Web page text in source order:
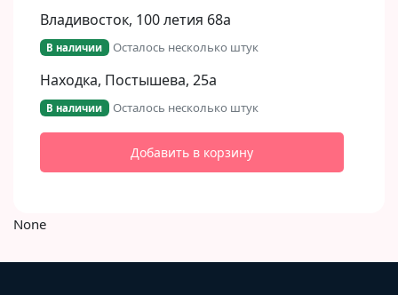
Владивосток, 100 летия 68а
В наличии Осталось несколько штук
Находка, Постышева, 25а
В наличии Осталось несколько штук
Добавить в корзину
None